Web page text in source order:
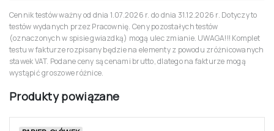
Elementy testu
PODRĘCZNIK
NPPPZ--PODRĘCZNIK-Narzędzia
321,66 zł
306,34 zł netto ( 5% VAT)